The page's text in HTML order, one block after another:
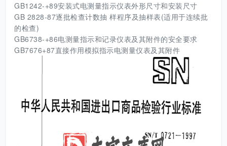
GB1242-+89安装式电测量指示仪表外形尺寸和安装尺寸
GB 2828-87逐批检查计数抽 样程序及抽样表(适用于连续批
的检查)
GB6738-+86电测量指示和记录仪表及其附件的安全要求
GB7676+87直接作用模拟指示电测量仪表及其附件